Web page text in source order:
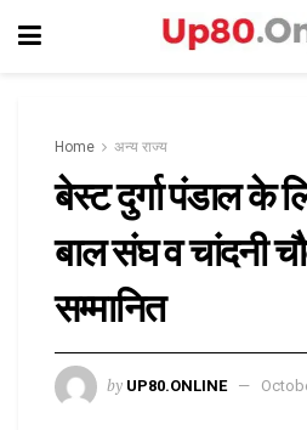
Home अन्य राज्य
बेस्ट दुर्गा पंडाल के
बाल संघ व चांदनी
सम्मानित
by UP80.ONLINE